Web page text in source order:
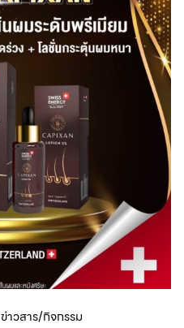
ข่าวสาร/กิจกรรม